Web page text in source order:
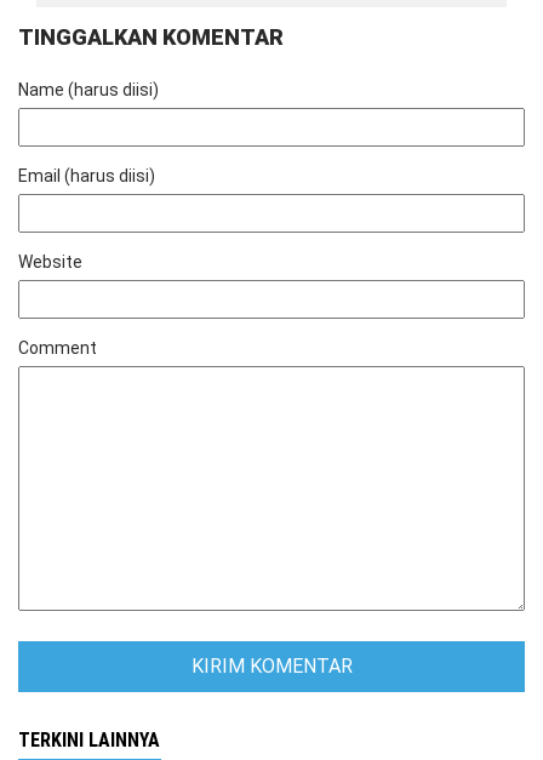
TINGGALKAN KOMENTAR
Name (harus diisi)
Email (harus diisi)
Website
Comment
TERKINI LAINNYA